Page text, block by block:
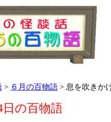
> ６月の百物語 > 息を吹きか
日の百物語